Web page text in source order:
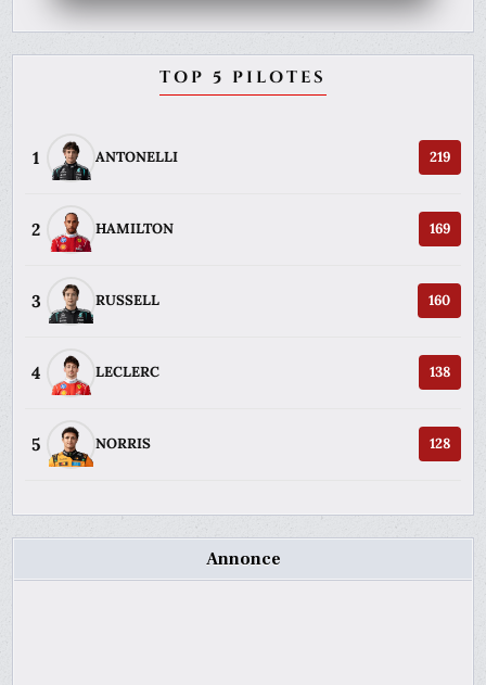
TOP 5 PILOTES
1 ANTONELLI 219
2 HAMILTON 169
3 RUSSELL 160
4 LECLERC 138
5 NORRIS 128
Annonce